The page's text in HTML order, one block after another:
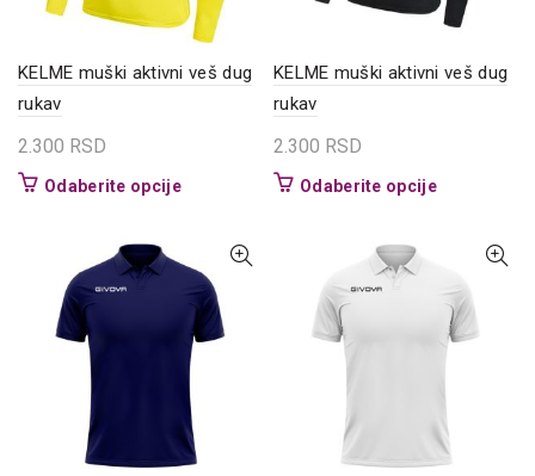
stranici
proizvoda.
stranici
KELME muški aktivni veš dug
rukav
2.300 RSD
Odaberite opcijeOvaj
više
varijanti.
Opcije
mogu
biti
izabrane
na
stranici
KELME muški aktivni veš dug
rukav
2.300 RSD
Odaberite opcijeOvaj
varijanti.
Opcije
mogu
stranici